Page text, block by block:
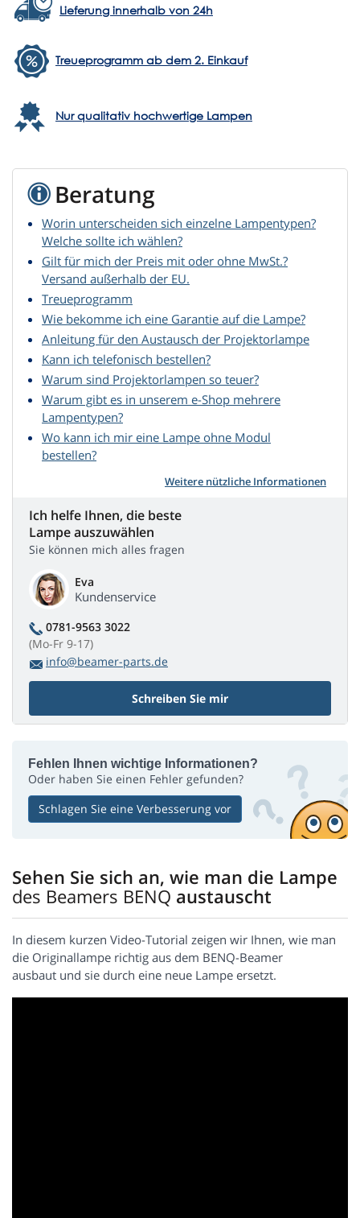
Lieferung innerhalb von 24h
Treueprogramm ab dem 2. Einkauf
Nur qualitativ hochwertige Lampen
Beratung
Worin unterscheiden sich einzelne Lampentypen?
Welche sollte ich wählen?
Gilt für mich der Preis mit oder ohne MwSt.?
Versand außerhalb der EU.
Treueprogramm
Wie bekomme ich eine Garantie auf die Lampe?
Anleitung für den Austausch der Projektorlampe
Kann ich telefonisch bestellen?
Warum sind Projektorlampen so teuer?
Warum gibt es in unserem e-Shop mehrere
Lampentypen?
Wo kann ich mir eine Lampe ohne Modul
bestellen?
Weitere nützliche Informationen
Ich helfe Ihnen, die beste
Lampe auszuwählen
Sie können mich alles fragen
Eva
Kundenservice
0781-9563 3022
(Mo-Fr 9-17)
info@beamer-parts.de
Schreiben Sie mir
Fehlen Ihnen wichtige Informationen?
Oder haben Sie einen Fehler gefunden?
Schlagen Sie eine Verbesserung vor
Sehen Sie sich an, wie man die Lampe
des Beamers BENQ austauscht
In diesem kurzen Video-Tutorial zeigen wir Ihnen, wie man
die Originallampe richtig aus dem BENQ-Beamer
ausbaut und sie durch eine neue Lampe ersetzt.